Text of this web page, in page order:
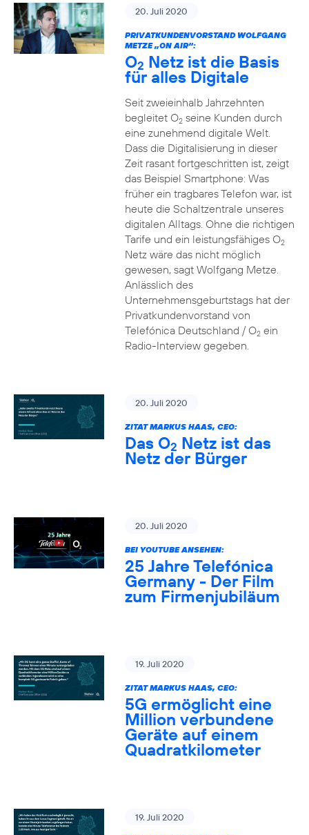
20. Juli 2020
PRIVATKUNDENVORSTAND WOLFGANG
METZE „ON AIR“:
O2 Netz ist die Basis
für alles Digitale
Seit zweieinhalb Jahrzehnten
begleitet O2seine Kunden durch
eine zunehmend digitale Welt.
Dass die Digitalisierung in dieser
Zeit rasant fortgeschritten ist, zeigt
das Beispiel Smartphone: Was
früher ein tragbares Telefon war, ist
heute die Schaltzentrale unseres
digitalen Alltags. Ohne die richtigen
Tarife und ein leistungsfähiges O2
Netz wäre das nicht möglich
gewesen, sagt Wolfgang Metze.
Anlässlich des
Unternehmensgeburtstags hat der
Privatkundenvorstand von
Telefónica Deutschland / O2ein
Radio-Interview gegeben.
20. Juli 2020
ZITAT MARKUS HAAS, CEO:
Das O2 Netz ist das
Netz der Bürger
20. Juli 2020
BEI YOUTUBE ANSEHEN:
25 Jahre Telefónica
Germany - Der Film
zum Firmenjubiläum
19. Juli 2020
ZITAT MARKUS HAAS, CEO:
5G ermöglicht eine
Million verbundene
Geräte auf einem
Quadratkilometer
19. Juli 2020